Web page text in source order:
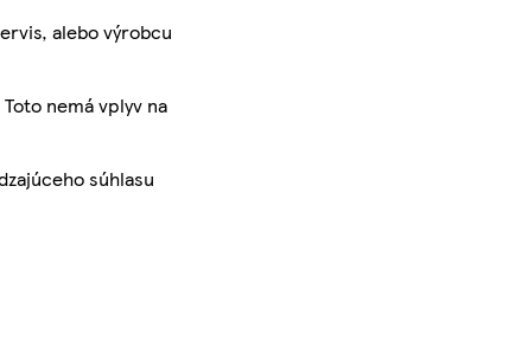
alebo výrobcu
nemá vplyv na
súhlasu